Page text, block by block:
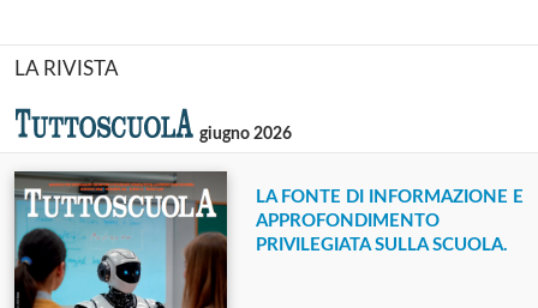
LA RIVISTA
giugno 2026
LA FONTE DI INFORMAZIONE E
APPROFONDIMENTO
PRIVILEGIATA SULLA SCUOLA.